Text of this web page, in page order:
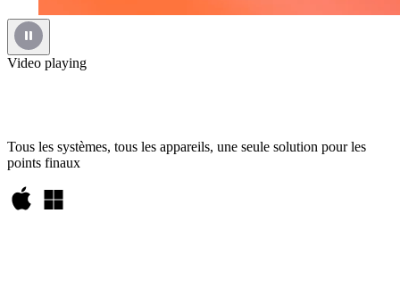
Video playing
Tous les systèmes, tous les appareils, une seule solution pour les
points finaux